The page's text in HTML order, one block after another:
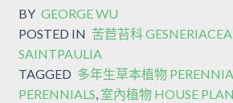
BY GEORGE WU
POSTED IN 苦苣苔科
SAINTPAULIA
TAGGED 多年生草本植物
PERENNIALS, 室內植物 HOUSE